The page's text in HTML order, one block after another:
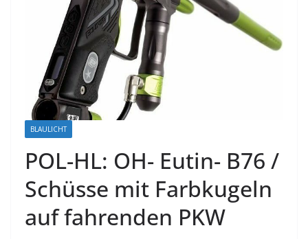
BLAULICHT
POL-HL: OH- Eutin- B76 /
Schüsse mit Farbkugeln
auf fahrenden PKW